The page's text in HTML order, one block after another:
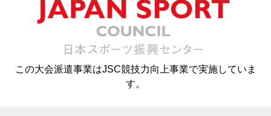
この大会派遣事業はJSC競技力向上事業で実施していま
す。